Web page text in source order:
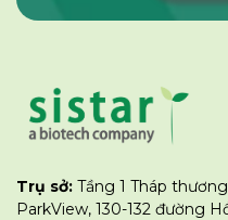
Trụ sở: Tầng 1 Tháp
ParkView, 130-132 đường